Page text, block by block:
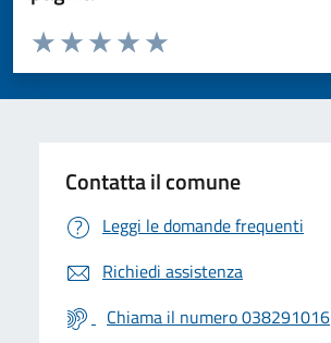
Valuta da 1 a 5 stelle la pagina
Valuta 5 stelle su 5
Valuta 4 stelle su 5
Valuta 3 stelle su 5
Valuta 2 stelle su 5
Valuta 1 stelle su 5
Contatta il comune
Leggi le domande frequenti
Richiedi assistenza
Chiama il numero 038291016